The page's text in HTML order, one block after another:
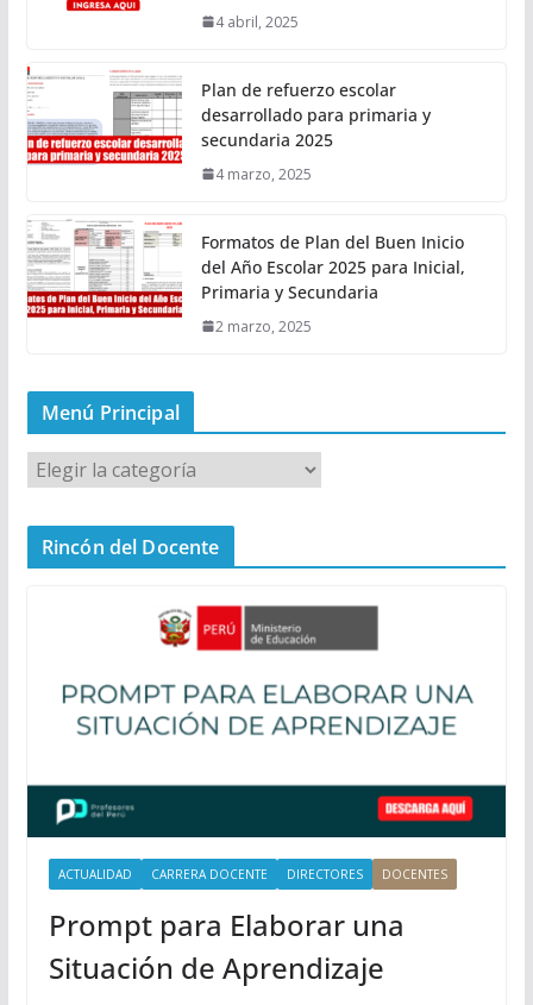
4 abril, 2025
Plan de refuerzo escolar
desarrollado para primaria y
secundaria 2025
4 marzo, 2025
Formatos de Plan del Buen Inicio
del Año Escolar 2025 para Inicial,
Primaria y Secundaria
2 marzo, 2025
Menú Principal
M
e
n
a
Rincón del Docente
ACTUALIDAD CARRERA DOCENTE DIRECTORES DOCENTES
Prompt para Elaborar una
Situación de Aprendizaje